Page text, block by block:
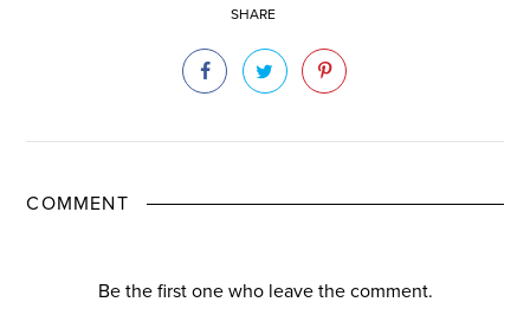
SHARE
COMMENT
Be the first one who leave the comment.